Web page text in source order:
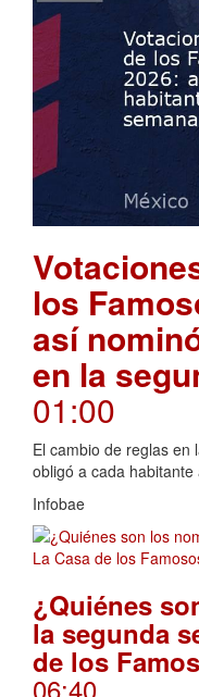
los
así
en la
01:00
El cambio de reglas en
obligó a cada
Infobae
¿Quiénes
la segunda
de los
06:40